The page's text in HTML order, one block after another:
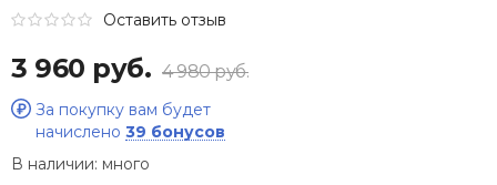
Оставить отзыв
3 960 руб. 4 980 руб.
За покупку вам будет
начислено 39 бонусов
В наличии: много